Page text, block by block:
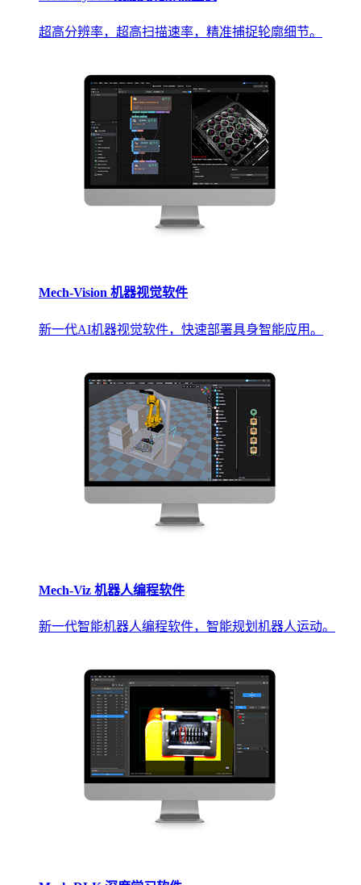
超高分辨率，超高扫描速率，精准捕捉轮廓细节。
Mech-Vision 机器视觉软件
新一代AI机器视觉软件，快速部署具身智能应用。
Mech-Viz 机器人编程软件
新一代智能机器人编程软件，智能规划机器人运动。